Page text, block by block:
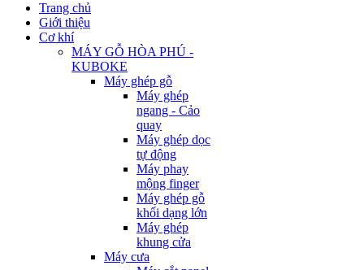
Trang chủ
Giới thiệu
Cơ khí
MÁY GỖ HÒA PHÚ -
KUBOKE
Máy ghép gỗ
Máy ghép
ngang - Cảo
quay
Máy ghép dọc
tự động
Máy phay
mộng finger
Máy ghép gỗ
khối dạng lớn
Máy ghép
khung cửa
Máy cưa